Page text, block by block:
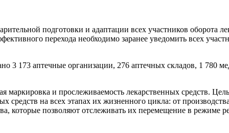
подготовки и адаптации всех участников оборота
перехода необходимо заранее уведомить всех
3 173 аптечные организации, 276 аптечных складов, 1
маркировка и прослеживаемость лекарственных средств.
средств на всех этапах их жизненного цикла: от
которые позволяют отслеживать их перемещение в режиме